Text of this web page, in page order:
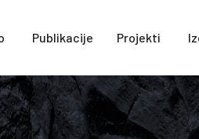
Publikacije Projekti